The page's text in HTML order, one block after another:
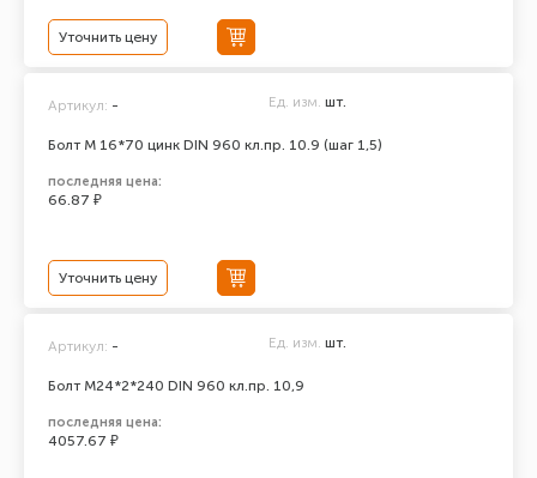
Уточнить цену
Болт М 16*70 цинк DIN 960 кл.пр. 10.9 (шаг 1,5)
Артикул: - Ед. изм. шт.
последняя цена:
66.87 ₽
Уточнить цену
Болт М24*2*240 DIN 960 кл.пр. 10,9
Артикул: - Ед. изм. шт.
последняя цена:
4057.67 ₽